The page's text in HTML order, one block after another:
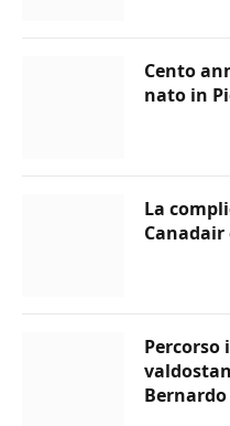
Cento
nato in
La
Percorso
Bernardo